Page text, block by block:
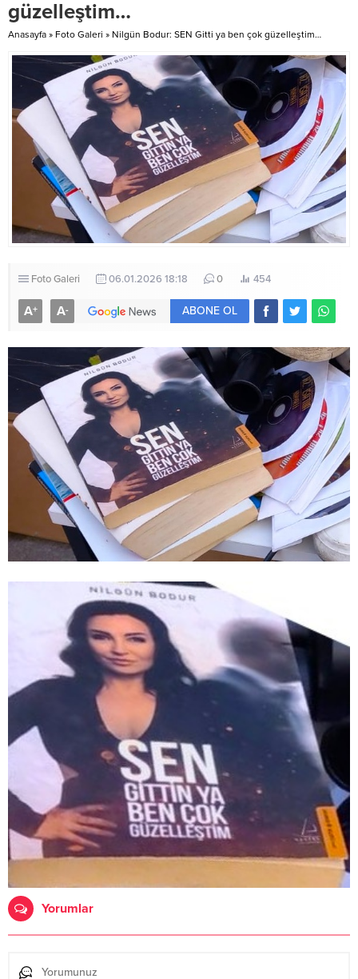
güzelleştim…
Anasayfa » Foto Galeri » Nilgün Bodur: SEN Gitti ya ben çok güzelleştim…
Foto Galeri 06.01.2026 18:18 0 454
A+ A- ABONE OL
Yorumlar